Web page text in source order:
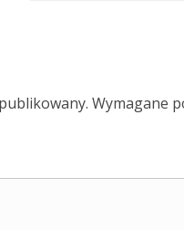
Wymagane